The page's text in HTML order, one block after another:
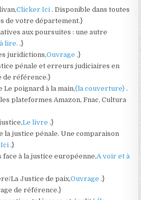
Clicker Ici. Disponible dans toutes
de votre département.}
aux poursuites : une autre
lire..}
juridictions,Ouvrage.}
pénale et erreurs judiciaires en
de référence.}
Le poignard à la main,(la couverture).
plateformes Amazon, Fnac, Cultura
Le livre.}
la justice pénale. Une comparaison
Ici.}
face à la justice européenne,A voir et à
La Justice de paix,Ouvrage.}
de référence.}